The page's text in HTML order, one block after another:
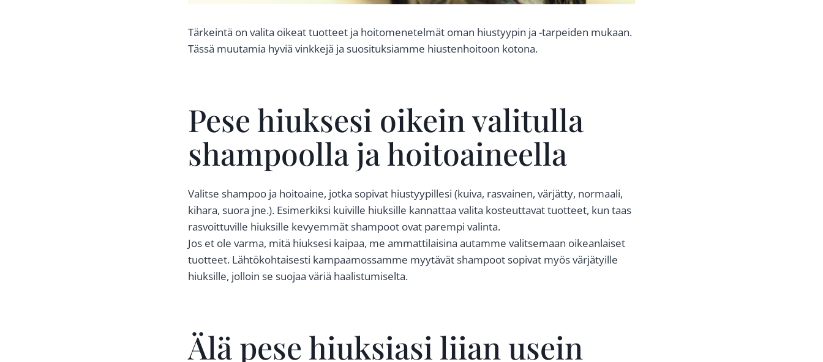
Tärkeintä on valita oikeat tuotteet ja hoitomenetelmät oman hiustyypin ja -tarpeiden mukaan.
Tässä muutamia hyviä vinkkejä ja suosituksiamme hiustenhoitoon kotona.
Pese hiuksesi oikein valitulla
shampoolla ja hoitoaineella
Valitse shampoo ja hoitoaine, jotka sopivat hiustyypillesi (kuiva, rasvainen, värjätty, normaali,
kihara, suora jne.). Esimerkiksi kuiville hiuksille kannattaa valita kosteuttavat tuotteet, kun taas
rasvoittuville hiuksille kevyemmät shampoot ovat parempi valinta.
Jos et ole varma, mitä hiuksesi kaipaa, me ammattilaisina autamme valitsemaan oikeanlaiset
tuotteet. Lähtökohtaisesti kampaamossamme myytävät shampoot sopivat myös värjätyille
hiuksille, jolloin se suojaa väriä haalistumiselta.
Älä pese hiuksiasi liian usein